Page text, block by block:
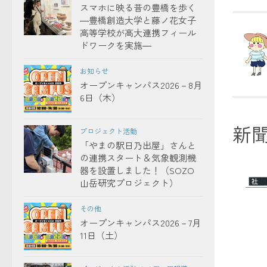
新
スマホに映る昔の豊橋を歩く
―豊橋創造大学と藤ノ花女子
高等学校が高大連携フィール
ドワークを実施―
お知らせ
オープンキャンパス2026－8月
6日（木）
プロジェクト活動
「やまの駅日乃出屋」さんと
の連携スタート＆気象観測機
器を設置しました！（SOZO
山岳研究プロジェクト）
その他
オープンキャンパス2026－7月
11日（土）